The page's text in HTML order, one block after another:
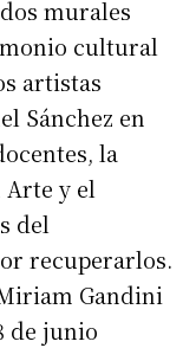
murales
cultural
artistas
Sánchez en
la
Arte y el
del
recuperarlos.
Gandini
de junio